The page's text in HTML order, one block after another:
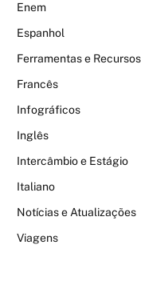
Enem
Espanhol
Ferramentas e Recursos
Francês
Infográficos
Inglês
Intercâmbio e Estágio
Italiano
Notícias e Atualizações
Viagens